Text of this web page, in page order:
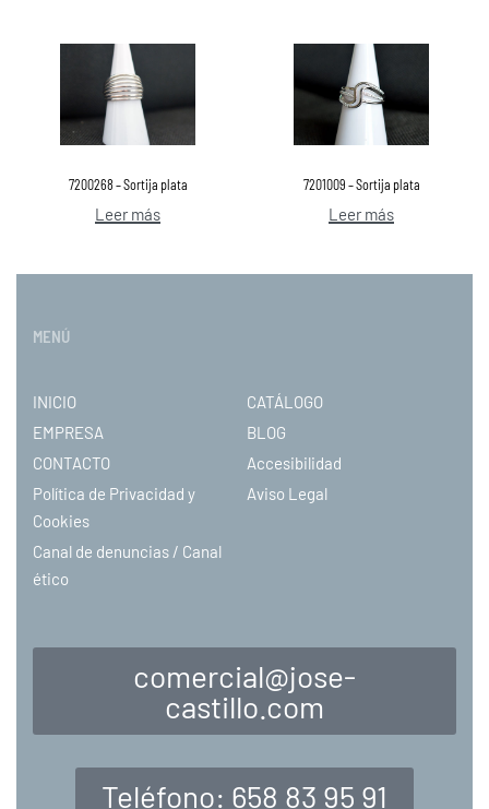
7200268 – Sortija plata
Leer más
7201009 – Sortija plata
Leer más
MENÚ
INICIO
CATÁLOGO
EMPRESA
BLOG
CONTACTO
Accesibilidad
Política de Privacidad y
Cookies
Aviso Legal
Canal de denuncias / Canal
ético
comercial@jose-
castillo.com
Teléfono: 658 83 95 91